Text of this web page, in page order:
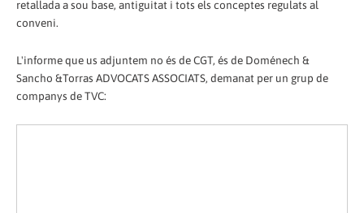
retallada a sou base, antiguitat i tots els conceptes regulats al
conveni.
L'informe que us adjuntem no és de CGT, és de Doménech &
Sancho &Torras ADVOCATS ASSOCIATS, demanat per un grup de
companys de TVC: